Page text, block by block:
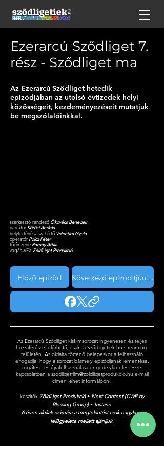
Ezerarcú Sződliget 7.
rész - Sződliget ma
Az Ezerarcú Sződliget hetedik
epizódjában az utolsó évtizedek helyi
közösségeit, kezdeményezéseit mutatjuk
be megszólalóinkkal.
szerkesztő-rendező Ókovács Benedek
narrátor Körösi András
helytörténész szakértő Volentics Gyula
operatőr Polcz Péter
főcímzene Pacsay Attila
vágás-VFX ZöldLiget Produkció
Előző epizód Következő epizód (június 7-
Az Ezerarcú Sződliget kisfilmsorozat ingyenesen és teljes
hozzáféréssel elérhető, csak a Sződligetiek.hu streaming-
felületén. Az oldalra történő belépéskor a felhasználó
elfogadja, hogy a sorozat bármely epizódjának lementése,
rögzítése és újrafelhasználása engedélyköteles. Ezzel
kapcsolatban a szodligetfilm@zoldligetprodukcio.hu e-mail
címen lehet informálódni.
készítők ZöldLiget Produkció• Next Content (CWP by
Blessing Group)• Instans
6 éven aluliak számára a megtekintést csak nagykorú
felügyelete mellett ajánljuk.